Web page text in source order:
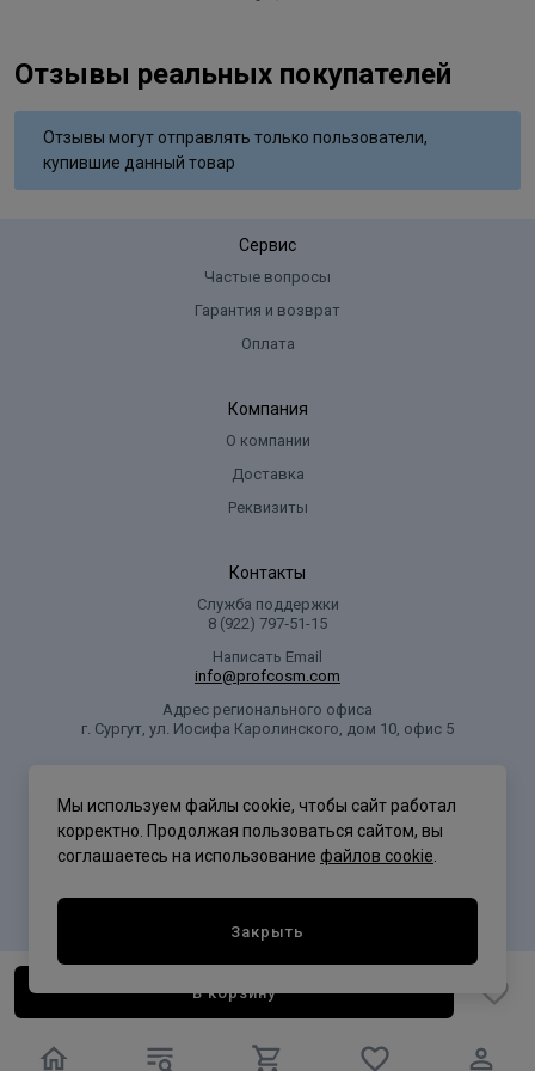
В корзину
Отзывы реальных покупателей
Отзывы могут отправлять только пользователи,
купившие данный товар
Сервис
Частые вопросы
Гарантия и возврат
Оплата
Компания
О компании
Доставка
Реквизиты
Контакты
Служба поддержки
8 (922) 797‑51-15
Написать Email
info@profcosm.com
Адрес регионального офиса
г. Сургут, ул. Иосифа Каролинского, дом 10, офис 5
Мы используем файлы cookie, чтобы сайт работал
корректно. Продолжая пользоваться сайтом, вы
соглашаетесь на использование файлов cookie
Закрыть